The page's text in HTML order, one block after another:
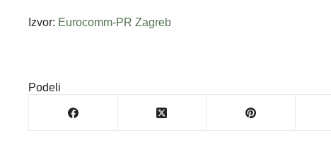
Izvor: Eurocomm-PR Zagreb
Podeli